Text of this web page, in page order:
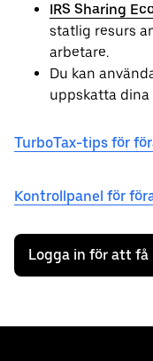
IRS Sharing
statlig resurs
arbetare.
Du kan
uppskatta
TurboTax-tips för
Kontrollpanel för
Logga in för att få